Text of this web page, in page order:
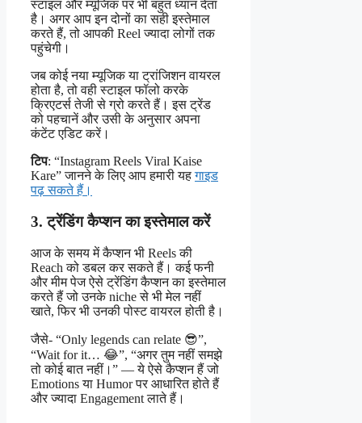
स्टाइल और म्यूजिक पर भी बहुत ध्यान देता
है। अगर आप इन दोनों का सही इस्तेमाल
करते हैं, तो आपकी Reel ज्यादा लोगों तक
पहुंचेगी।
जब कोई नया म्यूजिक या ट्रांजिशन वायरल
होता है, तो वही स्टाइल फॉलो करके
क्रिएटर्स तेजी से ग्रो करते हैं। इस ट्रेंड
को पहचानें और उसी के अनुसार अपना
कंटेंट एडिट करें।
टिप: “Instagram Reels Viral Kaise
Kare” जानने के लिए आप हमारी यहगाइड
पढ़ सकते हैं।
3. ट्रेंडिंग कैप्शन का इस्तेमाल करें
आज के समय में कैप्शन भी Reels की
Reach को डबल कर सकते हैं। कई फनी
और मीम पेज ऐसे ट्रेंडिंग कैप्शन का इस्तेमाल
करते हैं जो उनके niche से भी मेल नहीं
खाते, फिर भी उनकी पोस्ट वायरल होती है।
जैसे- “Only legends can relate 😎”,
“Wait for it… 😂”, “अगर तुम नहीं समझे
तो कोई बात नहीं।” — ये ऐसे कैप्शन हैं जो
Emotions या Humor पर आधारित होते हैं
और ज्यादा Engagement लाते हैं।